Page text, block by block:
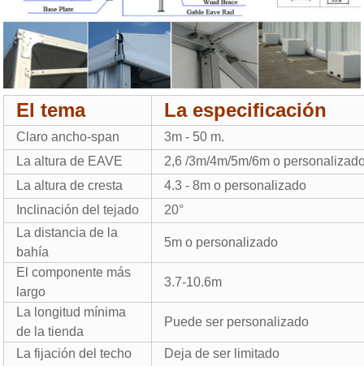
El tema La especificación
Claro ancho-span
3m - 50 m.
La altura de EAVE
2,6 /3m/4m/5m/6m o
La altura de cresta
4.3 - 8m o personalizado
Inclinación del tejado
20°
La distancia de la
bahía
5m o personalizado
El componente más
largo
3.7-10.6m
La longitud mínima
de la tienda
Puede ser personalizado
La fijación del techo Deja de ser limitado